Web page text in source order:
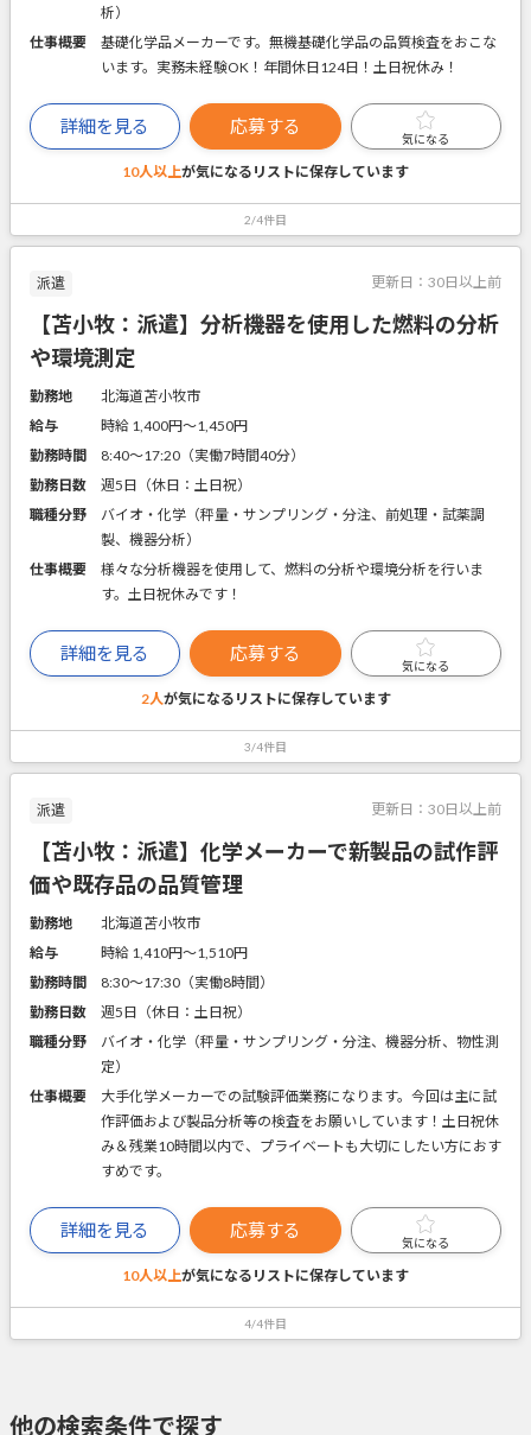
析）
仕事概要
基礎化学品メーカーです。無機基礎化学品の品質検査をおこな
います。実務未経験OK！年間休日124日！土日祝休み！
詳細を見る 応募する
気になる
10人以上が気になるリストに保存しています
2/4件目
派遣 更新日： 30日以上前
【苫小牧：派遣】分析機器を使用した燃料の分析
や環境測定
勤務地
北海道苫小牧市
給与
時給 1,400円〜1,450円
勤務時間
8:40～17:20（実働7時間40分）
勤務日数
週5日（休日：土日祝）
職種分野
バイオ・化学（秤量・サンプリング・分注、前処理・試薬調
製、機器分析）
仕事概要
様々な分析機器を使用して、燃料の分析や環境分析を行いま
す。土日祝休みです！
詳細を見る 応募する
気になる
2人が気になるリストに保存しています
3/4件目
派遣 更新日： 30日以上前
【苫小牧：派遣】化学メーカーで新製品の試作評
価や既存品の品質管理
勤務地
北海道苫小牧市
給与
時給 1,410円〜1,510円
勤務時間
8:30～17:30（実働8時間）
勤務日数
週5日（休日：土日祝）
職種分野
バイオ・化学（秤量・サンプリング・分注、機器分析、物性測
定）
仕事概要
大手化学メーカーでの試験評価業務になります。今回は主に試
作評価および製品分析等の検査をお願いしています！土日祝休
み＆残業10時間以内で、プライベートも大切にしたい方におす
すめです。
詳細を見る 応募する
気になる
10人以上が気になるリストに保存しています
4/4件目
他の検索条件で探す